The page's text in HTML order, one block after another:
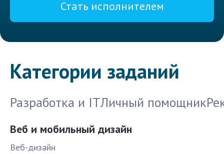
Стать исполнителем
Категории заданий
Разработка и ITЛичный помощник
Веб и мобильный дизайн
Веб-дизайн